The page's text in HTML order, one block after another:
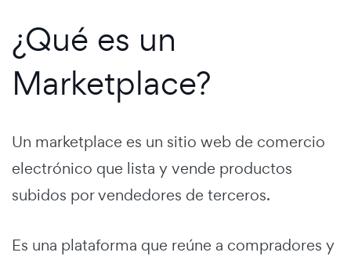
¿Qué es un
Marketplace?
Un marketplace es un sitio web de comercio
electrónico que lista y vende productos
subidos por vendedores de terceros.
Es una plataforma que reúne a compradores y